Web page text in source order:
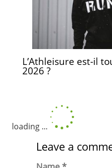
L’Athleisure est-il
2026 ?
loading ...
Leave a